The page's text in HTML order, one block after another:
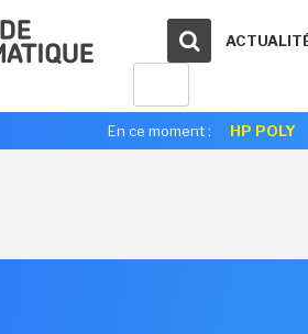
En ce moment : HP POLY